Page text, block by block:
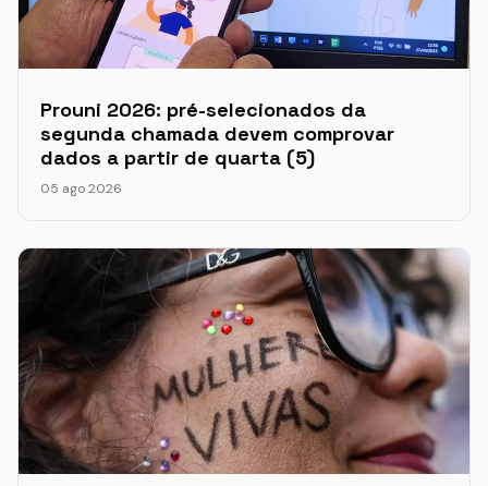
Prouni 2026: pré-selecionados da
segunda chamada devem comprovar
dados a partir de quarta (5)
05 ago 2026